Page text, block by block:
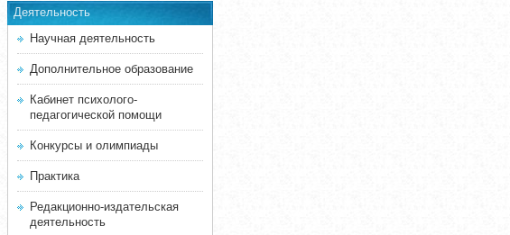
Деятельность
Научная деятельность
Дополнительное образование
Кабинет психолого-
педагогической помощи
Конкурсы и олимпиады
Практика
Редакционно-издательская
деятельность